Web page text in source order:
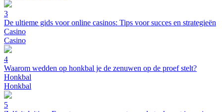
3
De ultieme gids voor online casinos: Tips voor succes en strategieën
Casino
Casino
4
Waarom wedden op honkbal je de zenuwen op de proef stelt?
Honkbal
Honkbal
5